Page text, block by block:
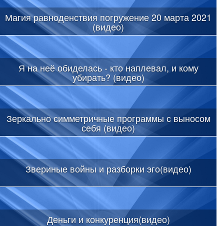
Магия равноденствия погружение 20 марта 2021
(видео)
Я на неё обиделась - кто наплевал, и кому
убирать? (видео)
Зеркально симметричные программы с выносом
себя (видео)
Звериные войны и разборки эго(видео)
Деньги и конкуренция(видео)